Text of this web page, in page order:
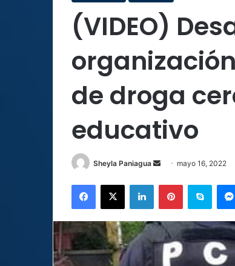
(VIDEO)
de droga
educativo
Sheyla Paniagua
Send
email
mayo 16, 2022
Facebook
X LinkedInPinterestSkype